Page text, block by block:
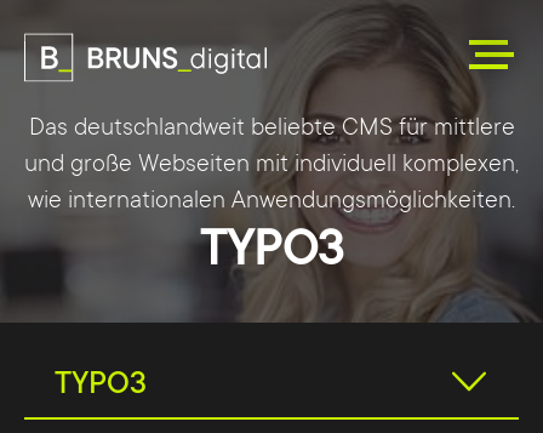
Das deutschlandweit beliebte CMS für mittlere
und große Webseiten mit individuell komplexen,
wie internationalen Anwendungsmöglichkeiten.
TYPO3
TYPO3